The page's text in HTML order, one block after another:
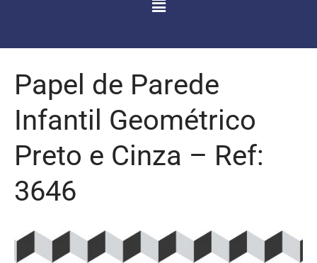
Papel de Parede
Infantil Geométrico
Preto e Cinza – Ref:
3646